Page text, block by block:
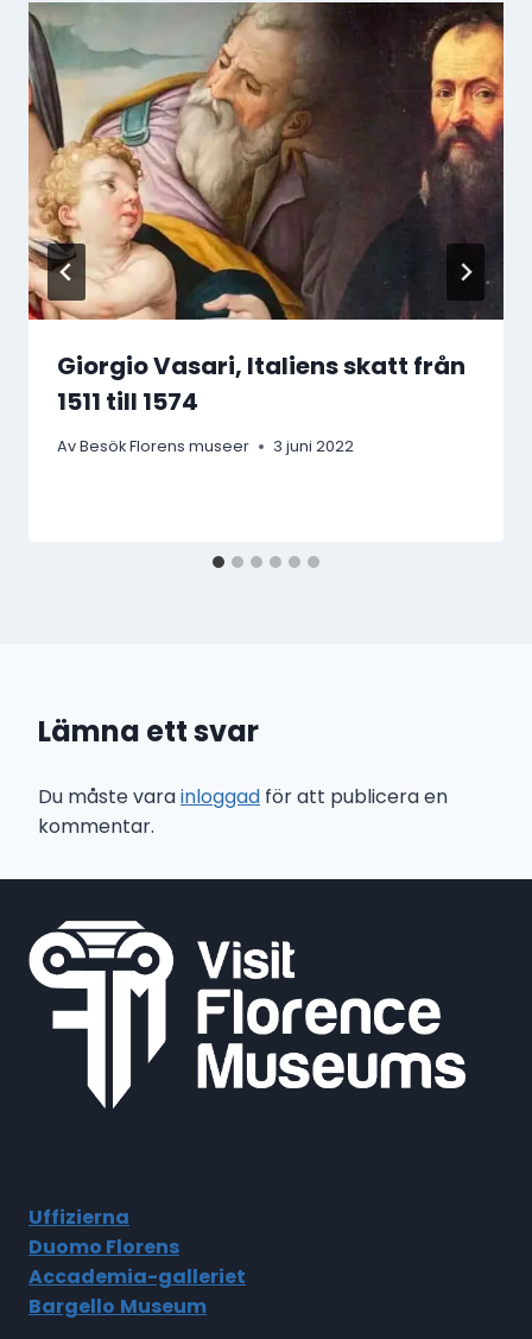
Giorgio Vasari, Italiens skatt från
1511 till 1574
AvBesök Florens museer 3 juni 2022
Lämna ett svar
Du måste varainloggad för att publicera en
kommentar.
Uffizierna
Duomo Florens
Accademia-galleriet
Bargello Museum